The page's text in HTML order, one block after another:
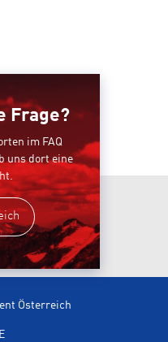
Frage?
im FAQ
uns dort eine
Österreich